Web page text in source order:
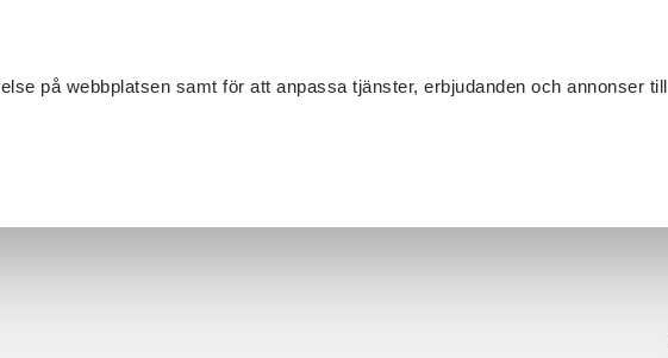
på webbplatsen samt för att anpassa tjänster, erbjudanden och annonser till